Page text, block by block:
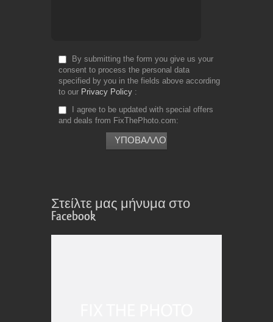
By submitting the form you give us your
consent to process the personal data
specified by you in the fields above according
to our Privacy Policy
I agree to be updated with special offers
and deals from FixThePhoto.com
Στείλτε μας μήνυμα στο
Facebook